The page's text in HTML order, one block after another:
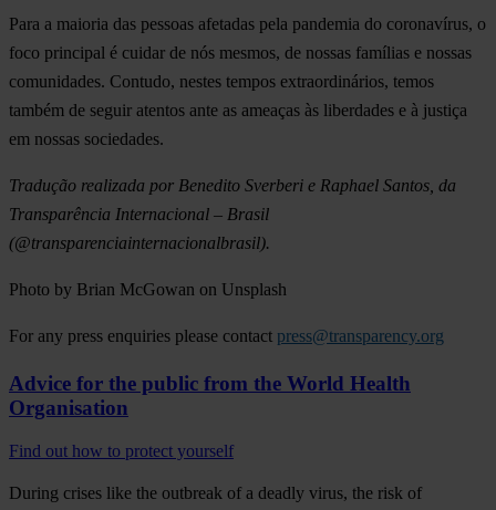
Para a maioria das pessoas afetadas pela pandemia do coronavírus, o
foco principal é cuidar de nós mesmos, de nossas famílias e nossas
comunidades. Contudo, nestes tempos extraordinários, temos
também de seguir atentos ante as ameaças às liberdades e à justiça
em nossas sociedades.
Tradução realizada por Benedito Sverberi e Raphael Santos, da
Transparência Internacional – Brasil
(@transparenciainternacionalbrasil).
Photo by Brian McGowan on Unsplash
For any press enquiries please contact press@transparency.org
Advice for the public from the World Health
Organisation
Find out how to protect yourself
During crises like the outbreak of a deadly virus, the risk of